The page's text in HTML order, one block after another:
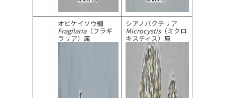
オビケイソウ綱
Fragilaria（フラギ
ラリア）属
シアノバクテリア
Microcystis（ミクロ
キスティス）属